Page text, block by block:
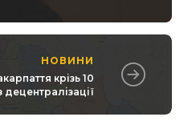
НОВИНИ
крізь 10